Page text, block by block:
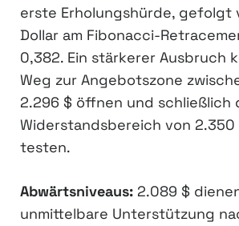
erste Erholungshürde, gefolgt
Dollar am Fibonacci-
0,382. Ein stärkerer Ausbruch
Weg zur Angebotszone
2.296 $ öffnen und schließlich
Widerstandsbereich von
testen.
Abwärtsniveaus: 2.089 $
unmittelbare Unterstützung